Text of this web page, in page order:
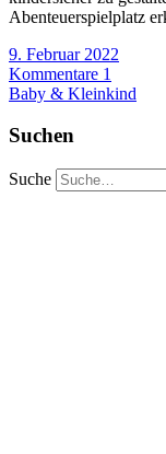
Abenteuerspielplatz
9. Februar 2022
Kommentare 1
Baby & Kleinkind
Suchen
Suche